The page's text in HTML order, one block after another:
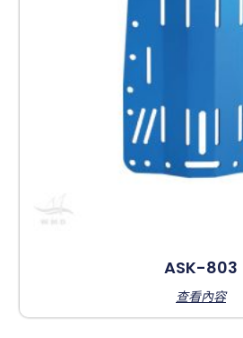
ASK-803
查看內容